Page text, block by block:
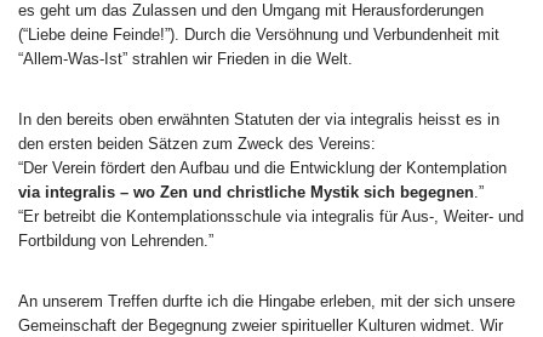
es geht um das Zulassen und den Umgang mit Herausforderungen
(“Liebe deine Feinde!”). Durch die Versöhnung und Verbundenheit mit
“Allem-Was-Ist” strahlen wir Frieden in die Welt.
In den bereits oben erwähnten Statuten der via integralis heisst es in
den ersten beiden Sätzen zum Zweck des Vereins:
“Der Verein fördert den Aufbau und die Entwicklung der Kontemplation
via integralis – wo Zen und christliche Mystik sich begegnen.”
“Er betreibt die Kontemplationsschule via integralis für Aus-, Weiter- und
Fortbildung von Lehrenden.”
An unserem Treffen durfte ich die Hingabe erleben, mit der sich unsere
Gemeinschaft der Begegnung zweier spiritueller Kulturen widmet. Wir